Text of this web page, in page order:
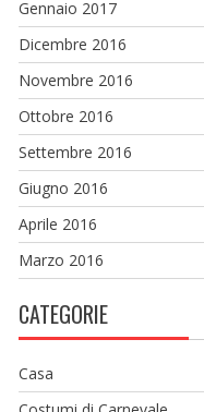
Gennaio 2017
Dicembre 2016
Novembre 2016
Ottobre 2016
Settembre 2016
Giugno 2016
Aprile 2016
Marzo 2016
CATEGORIE
Casa